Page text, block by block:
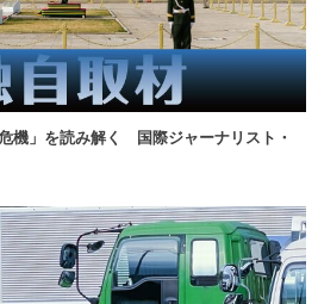
機」を読み解く 国際ジャーナリスト・